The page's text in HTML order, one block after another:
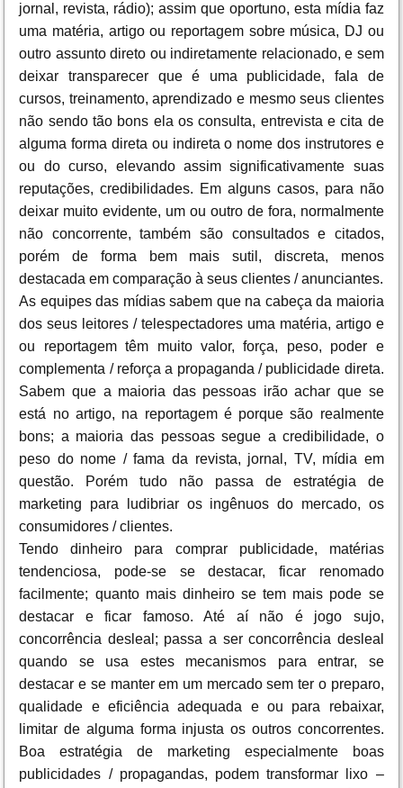
jornal, revista, rádio); assim que oportuno, esta mídia faz
uma matéria, artigo ou reportagem sobre música, DJ ou
outro assunto direto ou indiretamente relacionado, e sem
deixar transparecer que é uma publicidade, fala de
cursos, treinamento, aprendizado e mesmo seus clientes
não sendo tão bons ela os consulta, entrevista e cita de
alguma forma direta ou indireta o nome dos instrutores e
ou do curso, elevando assim significativamente suas
reputações, credibilidades. Em alguns casos, para não
deixar muito evidente, um ou outro de fora, normalmente
não concorrente, também são consultados e citados,
porém de forma bem mais sutil, discreta, menos
destacada em comparação à seus clientes / anunciantes.
As equipes das mídias sabem que na cabeça da maioria
dos seus leitores / telespectadores uma matéria, artigo e
ou reportagem têm muito valor, força, peso, poder e
complementa / reforça a propaganda / publicidade direta.
Sabem que a maioria das pessoas irão achar que se
está no artigo, na reportagem é porque são realmente
bons; a maioria das pessoas segue a credibilidade, o
peso do nome / fama da revista, jornal, TV, mídia em
questão. Porém tudo não passa de estratégia de
marketing para ludibriar os ingênuos do mercado, os
consumidores / clientes.
Tendo dinheiro para comprar publicidade, matérias
tendenciosa, pode-se se destacar, ficar renomado
facilmente; quanto mais dinheiro se tem mais pode se
destacar e ficar famoso. Até aí não é jogo sujo,
concorrência desleal; passa a ser concorrência desleal
quando se usa estes mecanismos para entrar, se
destacar e se manter em um mercado sem ter o preparo,
qualidade e eficiência adequada e ou para rebaixar,
limitar de alguma forma injusta os outros concorrentes.
Boa estratégia de marketing especialmente boas
publicidades / propagandas, podem transformar lixo –